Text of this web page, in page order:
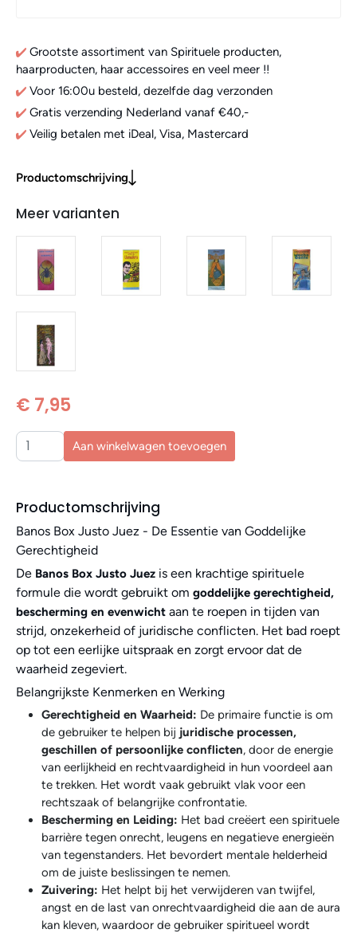
Grootste assortiment van Spirituele producten,
haarproducten, haar accessoires en veel meer !!
Voor 16:00u besteld, dezelfde dag verzonden
Gratis verzending Nederland vanaf €40,-
Veilig betalen met iDeal, Visa, Mastercard
Productomschrijving
Meer varianten
€ 7,95
Aan winkelwagen toevoegen
Productomschrijving
Banos Box Justo Juez - De Essentie van Goddelijke
Gerechtigheid
De Banos Box Justo Juez is een krachtige spirituele
formule die wordt gebruikt om goddelijke gerechtigheid,
bescherming en evenwicht aan te roepen in tijden van
strijd, onzekerheid of juridische conflicten. Het bad roept
op tot een eerlijke uitspraak en zorgt ervoor dat de
waarheid zegeviert.
Belangrijkste Kenmerken en Werking
Gerechtigheid en Waarheid: De primaire functie is om
de gebruiker te helpen bij juridische processen,
geschillen of persoonlijke conflicten, door de energie
van eerlijkheid en rechtvaardigheid in hun voordeel aan
te trekken. Het wordt vaak gebruikt vlak voor een
rechtszaak of belangrijke confrontatie.
Bescherming en Leiding: Het bad creëert een spirituele
barrière tegen onrecht, leugens en negatieve energieën
van tegenstanders. Het bevordert mentale helderheid
om de juiste beslissingen te nemen.
Zuivering: Het helpt bij het verwijderen van twijfel,
angst en de last van onrechtvaardigheid die aan de aura
kan kleven, waardoor de gebruiker spiritueel wordt